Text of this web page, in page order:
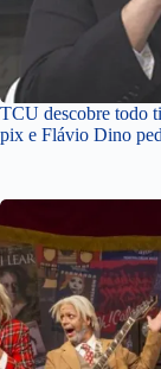
TCU descobre todo
pix e Flávio Dino